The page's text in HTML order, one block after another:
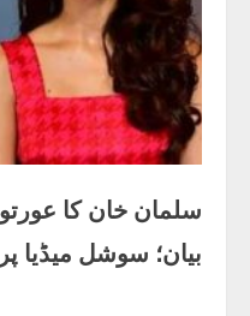
سلمان خان کا
بیان؛ سوشل میڈیا